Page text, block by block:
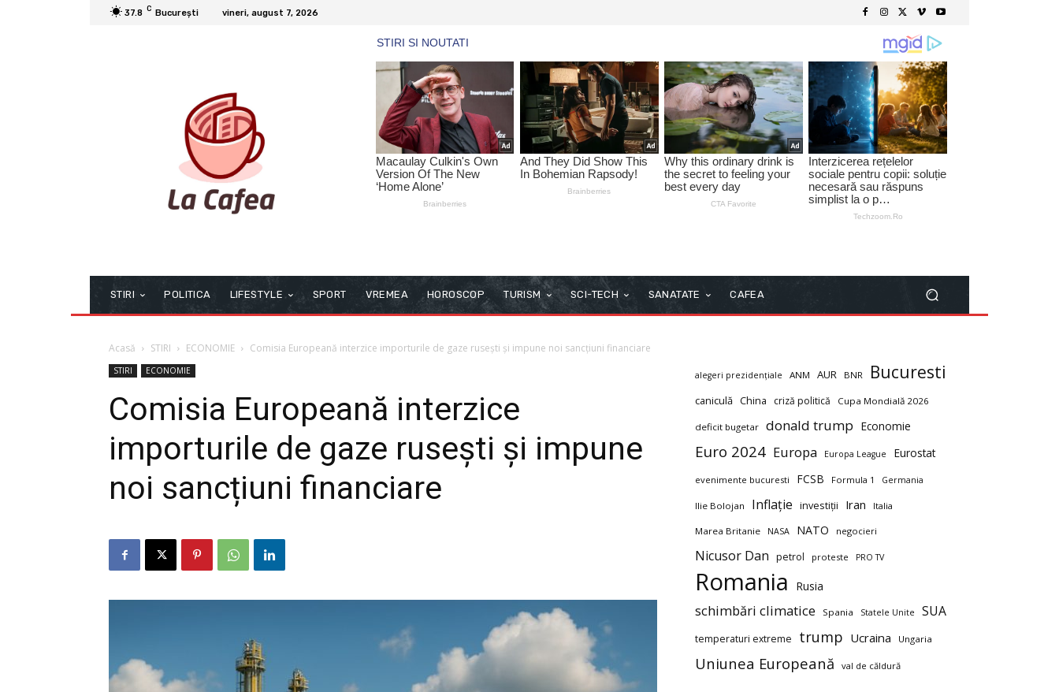
37.8 C București vineri, august 7, 2026
STIRI POLITICA LIFESTYLE SPORT VREMEA HOROSCOP TURISM SCI-TECH SANATATE CAFEA
Acasă STIRI ECONOMIE Comisia Europeană interzice importurile de gaze rusești și impune noi sancțiuni financiare
STIRI ECONOMIE
Comisia Europeană interzice
importurile de gaze rusești și impune
noi sancțiuni financiare
alegeri prezidențiale ANM AUR BNR Bucuresti
caniculă China criză politică Cupa Mondială 2026
deficit bugetar donald trump Economie
Euro 2024 Europa Europa League Eurostat
evenimente bucuresti FCSB Formula 1 Germania
Ilie Bolojan Inflație investiții Iran Italia
Marea Britanie NASA NATO negocieri
Nicusor Dan petrol proteste PRO TV
Romania Rusia
schimbări climatice Spania Statele Unite SUA
temperaturi extreme trump Ucraina Ungaria
Uniunea Europeană val de căldură